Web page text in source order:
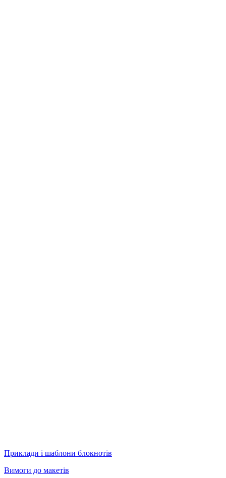
Приклади і шаблони блокнотів
Вимоги до макетів